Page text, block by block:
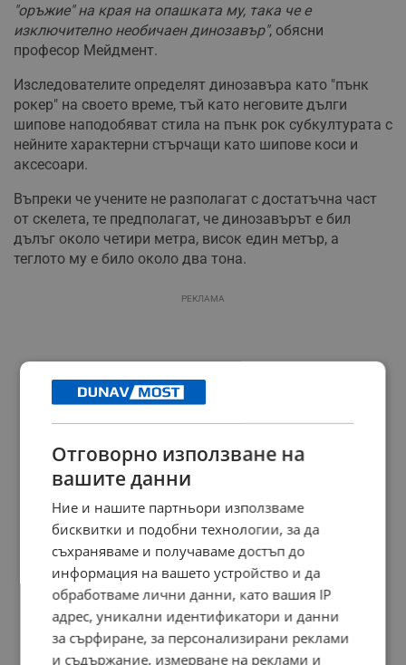
"оръжие" на края на опашката му, така че е
изключително необичаен динозавър", обясни
професор Мейдмент.
Изследователите определят динозавъра като "пънк
рокер" на своето време, тъй като неговите дълги
шипове наподобяват стила на пънк рок субкултурата с
нейните характерни стърчащи като шипове коси и
аксесоари.
Въпреки че учените не разполагат с достатъчна част
от скелета, те предполагат, че динозавърът е бил
дълъг около четири метра, висок един метър, а
теглото му е било около два тона.
РЕКЛАМА
Отговорно използване на
вашите данни
Ние и нашите партньори използваме
бисквитки и подобни технологии, за да
съхраняваме и получаваме достъп до
информация на вашето устройство и да
обработваме лични данни, като вашия IP
адрес, уникални идентификатори и данни
за сърфиране, за персонализирани реклами
и съдържание, измерване на реклами и